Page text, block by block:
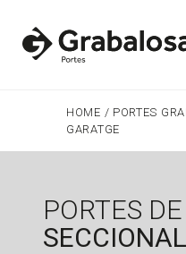
HOME / PORTES
GARATGE
PORTES